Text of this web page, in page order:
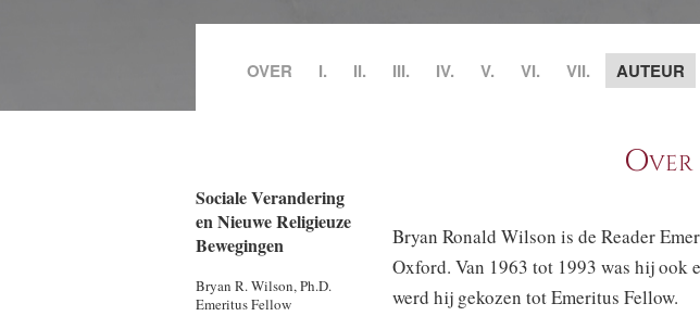
OVER I. II. III. IV. V. VI. VII. AUTEUR
Sociale Verandering
en Nieuwe Religieuze
Bewegingen
Bryan R. Wilson, Ph.D.
Emeritus Fellow
Bryan Ronald Wilson is de Reader
Oxford. Van 1963 tot 1993 was hij ook
werd hij gekozen tot Emeritus Fellow.